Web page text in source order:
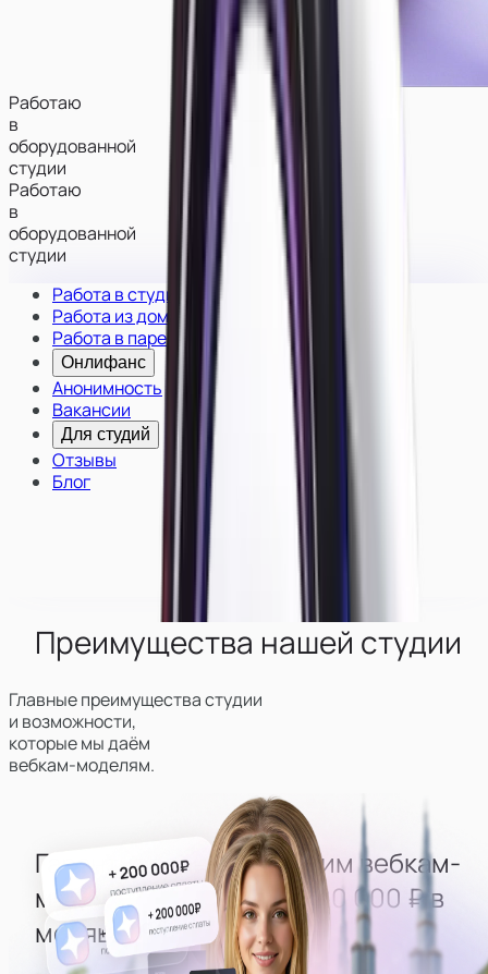
Работаю
в
оборудованной
студии
Работаю
в
оборудованной
студии
Работа в студии
Работа из дома
Работа в паре
Онлифанс
Анонимность
Вакансии
Для студий
Отзывы
Блог
Преимущества нашей студии
Главные преимущества студии
и возможности,
которые мы даём
вебкам-моделям.
Гарантированно выводим вебкам-
моделейна доходот 200 000 ₽ в
месяц